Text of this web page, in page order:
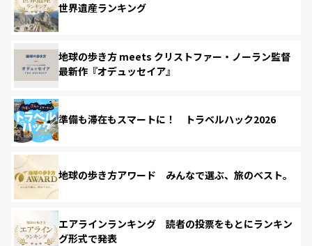
世界遺産ランキング
地球の歩き方 meets クリストファー・ノーラン監督
最新作『オデュッセイア』
準備も滞在もスマートに！ トラベルハック2026
地球の歩き方アワード みんなで選ぶ、旅のベスト。
エアラインランキング 読者の投票をもとにランキン
グ形式で発表